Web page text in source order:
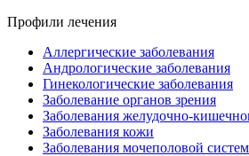
Профили лечения
Аллергические заболевания
Андрологические заболевания
Гинекологические заболевания
Заболевание органов зрения
Заболевания желудочно-
Заболевания кожи
Заболевания мочеполовой